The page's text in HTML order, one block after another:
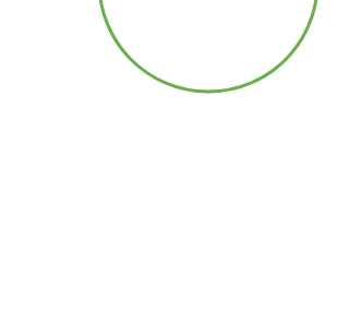
Contamination